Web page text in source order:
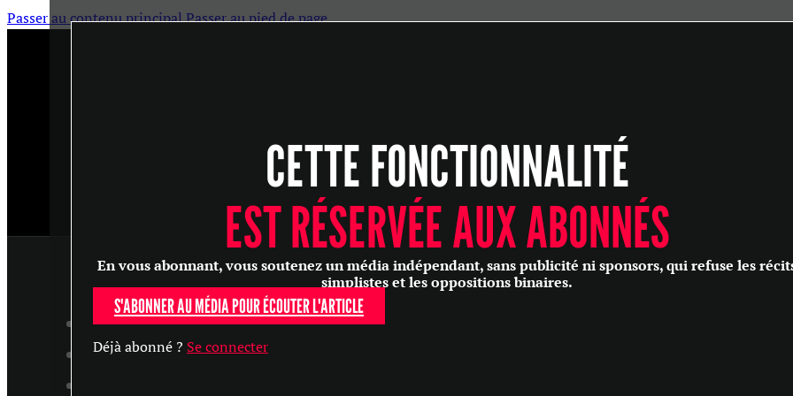
Passer au contenu principalPasser au pied de page
SANTÉ
PHILOSOPHIE
CULTURE
SOCIÉTÉ
ARTICLES
MASTERCLASS
CETTE FONCTIONNALITÉ
EST RÉSERVÉE AUX ABONNÉS
En vous abonnant, vous soutenez un média indépendant, sans publicité ni sponsors, qui refuse les
simplistes et les oppositions binaires.
S'ABONNER AU MÉDIA POUR ÉCOUTER L'ARTICLE
Déjà abonné ? Se connecter